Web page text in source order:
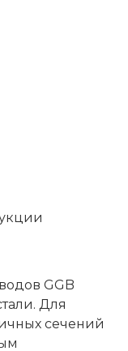
GGB
Для
сечений